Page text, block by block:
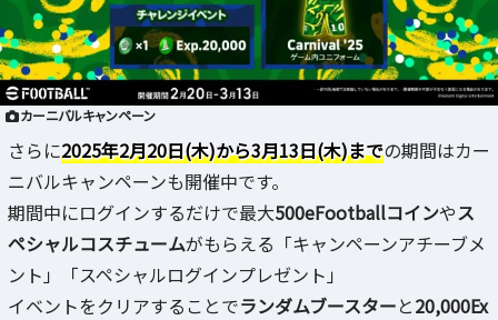
カーニバルキャンペーン
さらに2025年2月20日(木)から3月13日(木)までの期間はカー
ニバルキャンペーンも開催中です。
期間中にログインするだけで最大500eFootballコインやス
ペシャルコスチュームがもらえる「キャンペーンアチーブメ
ント」「スペシャルログインプレゼント」
イベントをクリアすることでランダムブースターと20,000Ex